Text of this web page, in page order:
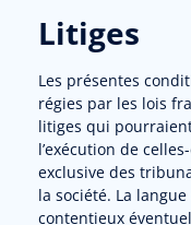
Litiges
Les présentes
régies par les lois
litiges qui
l’exécution de
exclusive des
la société. La
contentieux